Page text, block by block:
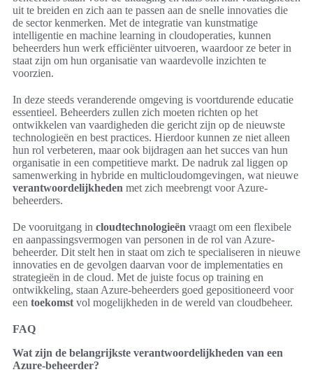
uit te breiden en zich aan te passen aan de snelle innovaties die
de sector kenmerken. Met de integratie van kunstmatige
intelligentie en machine learning in cloudoperaties, kunnen
beheerders hun werk efficiënter uitvoeren, waardoor ze beter in
staat zijn om hun organisatie van waardevolle inzichten te
voorzien.
In deze steeds veranderende omgeving is voortdurende educatie
essentieel. Beheerders zullen zich moeten richten op het
ontwikkelen van vaardigheden die gericht zijn op de nieuwste
technologieën en best practices. Hierdoor kunnen ze niet alleen
hun rol verbeteren, maar ook bijdragen aan het succes van hun
organisatie in een competitieve markt. De nadruk zal liggen op
samenwerking in hybride en multicloudomgevingen, wat nieuwe
verantwoordelijkheden met zich meebrengt voor Azure-
beheerders.
De vooruitgang in cloudtechnologieën vraagt om een flexibele
en aanpassingsvermogen van personen in de rol van Azure-
beheerder. Dit stelt hen in staat om zich te specialiseren in nieuwe
innovaties en de gevolgen daarvan voor de implementaties en
strategieën in de cloud. Met de juiste focus op training en
ontwikkeling, staan Azure-beheerders goed gepositioneerd voor
een toekomst vol mogelijkheden in de wereld van cloudbeheer.
FAQ
Wat zijn de belangrijkste verantwoordelijkheden van een
Azure-beheerder?